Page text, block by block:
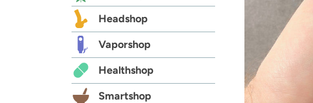
Headshop
Vaporshop
Healthshop
Smartshop